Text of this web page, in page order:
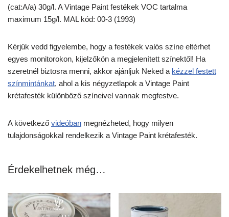
(cat:A/a) 30g/l. A Vintage Paint festékek VOC tartalma
maximum 15g/l. MAL kód: 00-3 (1993)
Kérjük vedd figyelembe, hogy a festékek valós színe eltérhet
egyes monitorokon, kijelzőkön a megjelenített színektől! Ha
szeretnél biztosra menni, akkor ajánljuk Neked a kézzel festett
színmintánkat, ahol a kis négyzetlapok a Vintage Paint
krétafesték különböző színeivel vannak megfestve.
A következő videóban megnézheted, hogy milyen
tulajdonságokkal rendelkezik a Vintage Paint krétafesték.
Érdekelhetnek még…